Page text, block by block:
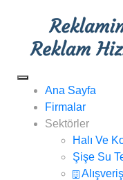
Ana Sayfa
Firmalar
Sektörler
Halı Ve
Şişe Su